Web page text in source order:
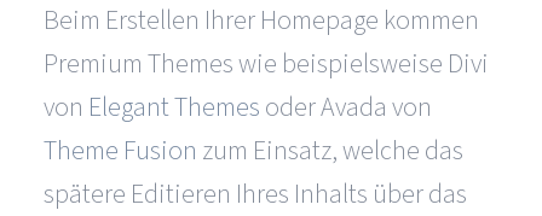
Beim Erstellen Ihrer Homepage kommen
Premium Themes wie beispielsweise Divi
von Elegant Themesoder Avada von
Theme Fusion zum Einsatz, welche das
spätere Editieren Ihres Inhalts über das